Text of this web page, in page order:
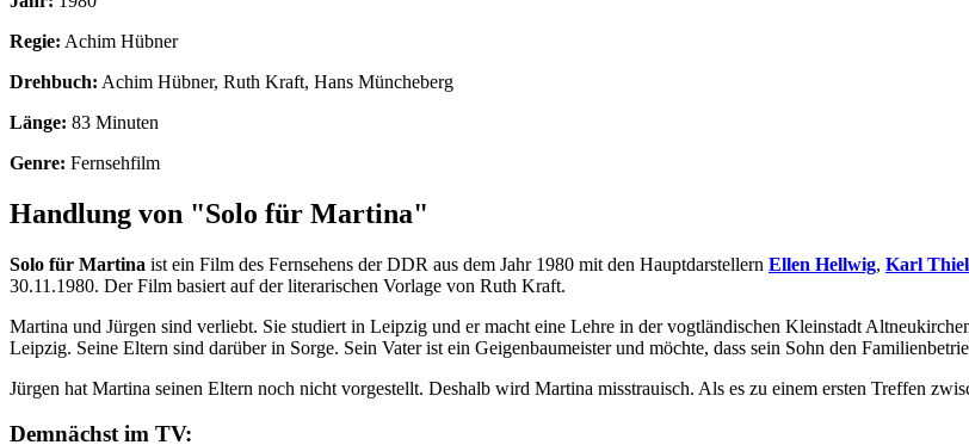
Regie: Achim Hübner
Drehbuch: Achim Hübner, Ruth Kraft, Hans Müncheberg
Länge: 83 Minuten
Genre: Fernsehfilm
Handlung von "Solo für Martina"
Solo für Martina ist ein Film des Fernsehens der DDR aus dem Jahr 1980 mit den Hauptdarstellern Ellen Hellwig, Karl
30.11.1980. Der Film basiert auf der literarischen Vorlage von Ruth Kraft.
Martina und Jürgen sind verliebt. Sie studiert in Leipzig und er macht eine Lehre in der vogtländischen Kleinstadt
Leipzig. Seine Eltern sind darüber in Sorge. Sein Vater ist ein Geigenbaumeister und möchte, dass sein Sohn den
Jürgen hat Martina seinen Eltern noch nicht vorgestellt. Deshalb wird Martina misstrauisch. Als es zu einem ersten Treffen
Demnächst im TV: